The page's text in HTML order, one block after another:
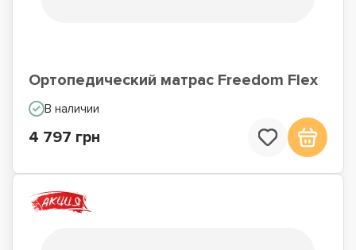
Ортопедический матрас Freedom Flex
В наличии
4 797 грн